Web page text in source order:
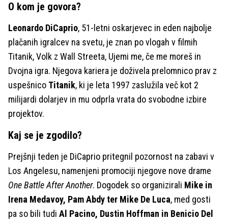
O kom je govora?
Leonardo DiCaprio, 51-letni oskarjevec in eden najbolje
plačanih igralcev na svetu, je znan po vlogah v filmih
Titanik, Volk z Wall Streeta, Ujemi me, če me moreš in
Dvojna igra. Njegova kariera je doživela prelomnico prav z
uspešnico Titanik, ki je leta 1997 zaslužila več kot 2
milijardi dolarjev in mu odprla vrata do svobodne izbire
projektov.
Kaj se je zgodilo?
Prejšnji teden je DiCaprio pritegnil pozornost na zabavi v
Los Angelesu, namenjeni promociji njegove nove drame
One Battle After Another. Dogodek so organizirali Mike in
Irena Medavoy, Pam Abdy ter Mike De Luca, med gosti
pa so bili tudi Al Pacino, Dustin Hoffman in Benicio Del